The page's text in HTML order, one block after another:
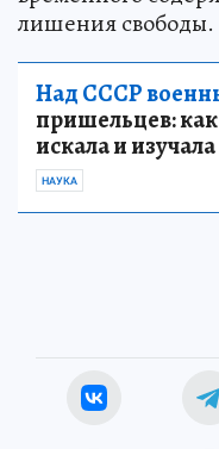
лишения свободы.
Над СССР
пришельцев: как
искала и
НАУКА